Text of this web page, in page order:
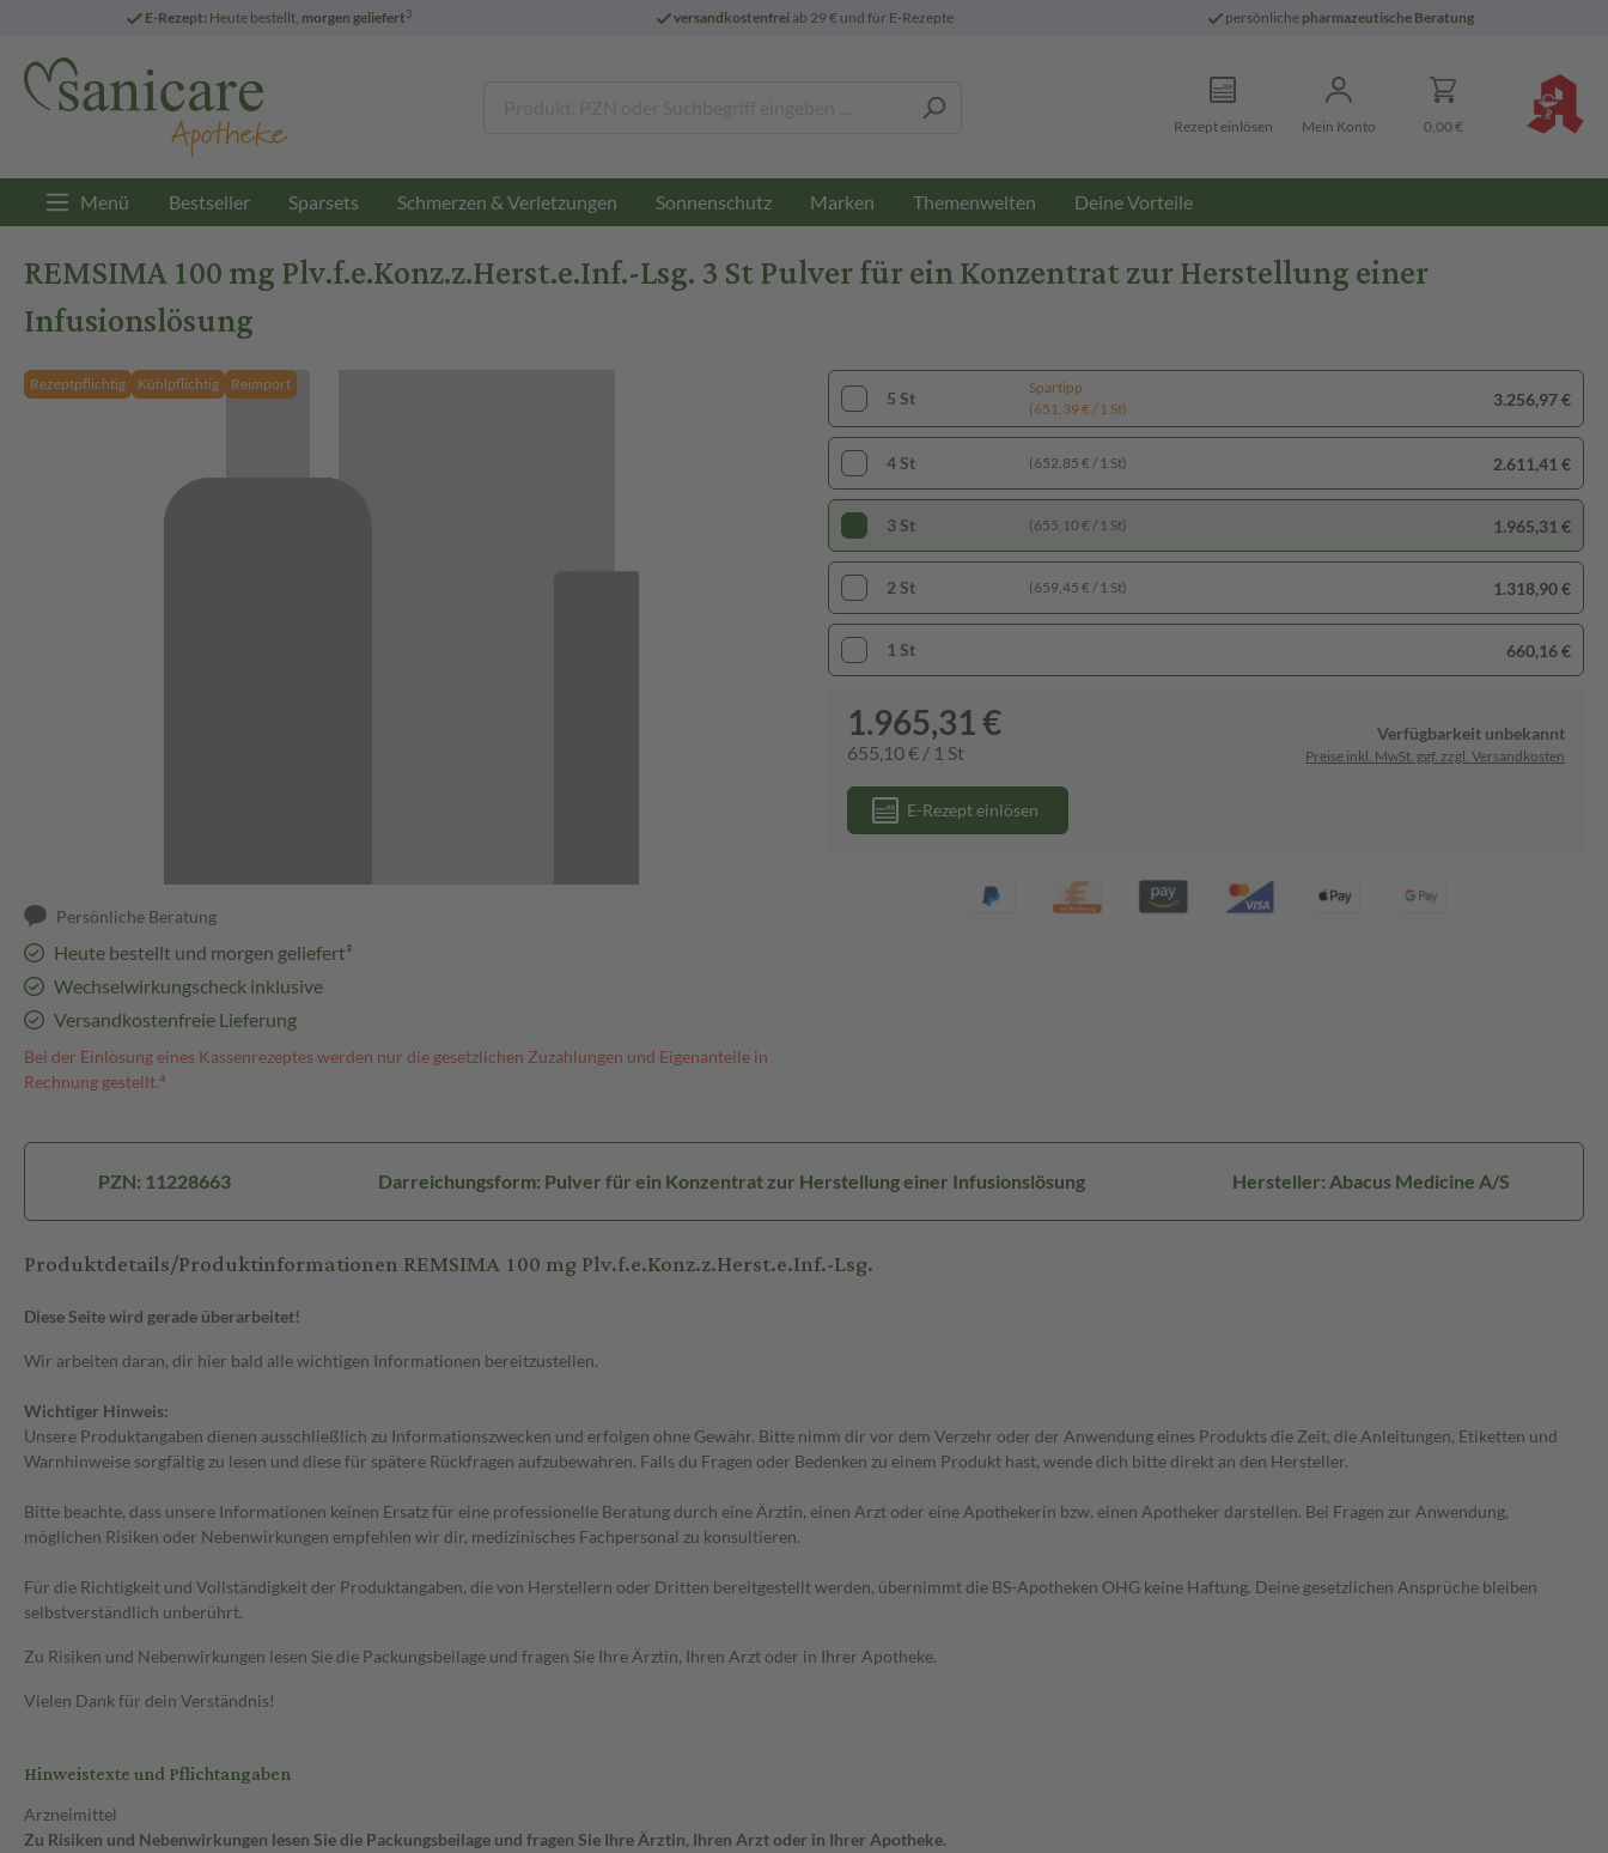
E-Rezept: Heute bestellt, morgen geliefert3 versandkostenfreiab 29 € und für E-Rezepte persönliche pharmazeutische Beratung
Rezept einlösen Mein Konto 0,00 €
Menü Bestseller Sparsets Schmerzen & Verletzungen Sonnenschutz Marken Themenwelten Deine Vorteile
REMSIMA 100 mg Plv.f.e.Konz.z.Herst.e.Inf.-Lsg. 3 St Pulver für ein Konzentrat zur Herstellung einer
Infusionslösung
Rezeptpflichtig Kühlpflichtig Reimport
Persönliche Beratung
Heute bestellt und morgen geliefert³
Wechselwirkungscheck inklusive
Versandkostenfreie Lieferung
Bei der Einlösung eines Kassenrezeptes werden nur die gesetzlichen Zuzahlungen und Eigenanteile in
Rechnung gestellt.⁴
5 St
Spartipp
(651,39 € / 1 St)
3.256,97 €
4 St (652,85 € / 1 St) 2.611,41 €
3 St (655,10 € / 1 St) 1.965,31 €
2 St (659,45 € / 1 St) 1.318,90 €
1 St 660,16 €
1.965,31 €
655,10 € / 1 St
Verfügbarkeit unbekannt
Preise inkl. MwSt. ggf. zzgl. Versandkosten
E-Rezept einlösen
PZN: 11228663 Darreichungsform: Pulver für ein Konzentrat zur Herstellung einer Infusionslösung Hersteller: Abacus Medicine A/S
Produktdetails/Produktinformationen REMSIMA 100 mg Plv.f.e.Konz.z.Herst.e.Inf.-Lsg.
Diese Seite wird gerade überarbeitet!
Wir arbeiten daran, dir hier bald alle wichtigen Informationen bereitzustellen.
Wichtiger Hinweis:
Unsere Produktangaben dienen ausschließlich zu Informationszwecken und erfolgen ohne Gewähr. Bitte nimm dir vor dem Verzehr oder der Anwendung eines Produkts die Zeit, die Anleitungen, Etiketten und
Warnhinweise sorgfältig zu lesen und diese für spätere Rückfragen aufzubewahren. Falls du Fragen oder Bedenken zu einem Produkt hast, wende dich bitte direkt an den Hersteller.
Bitte beachte, dass unsere Informationen keinen Ersatz für eine professionelle Beratung durch eine Ärztin, einen Arzt oder eine Apothekerin bzw. einen Apotheker darstellen. Bei Fragen zur Anwendung,
möglichen Risiken oder Nebenwirkungen empfehlen wir dir, medizinisches Fachpersonal zu konsultieren.
Für die Richtigkeit und Vollständigkeit der Produktangaben, die von Herstellern oder Dritten bereitgestellt werden, übernimmt die BS-Apotheken OHG keine Haftung. Deine gesetzlichen Ansprüche bleiben
selbstverständlich unberührt.
Zu Risiken und Nebenwirkungen lesen Sie die Packungsbeilage und fragen Sie Ihre Ärztin, Ihren Arzt oder in Ihrer Apotheke.
Vielen Dank für dein Verständnis!
Hinweistexte und Pflichtangaben
Arzneimittel
Zu Risiken und Nebenwirkungen lesen Sie die Packungsbeilage und fragen Sie Ihre Ärztin, Ihren Arzt oder in Ihrer Apotheke.